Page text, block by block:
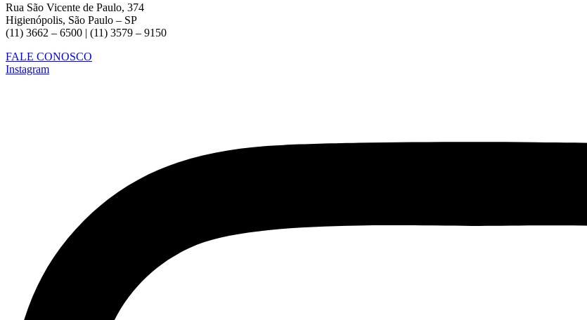
Rua São Vicente de Paulo, 374
Higienópolis, São Paulo – SP
(11) 3662 – 6500 | (11) 3579 – 9150
FALE CONOSCO
Instagram